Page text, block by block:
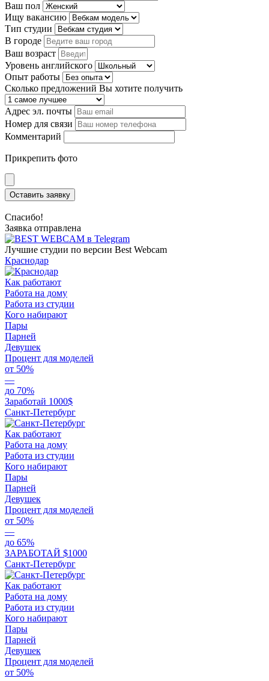
Ваш пол
Ищу вакансию
Тип студии
В городе
Ваш возраст
Уровень английского
Опыт работы
Сколько предложений Вы хотите получить
Адрес эл. почты
Номер для связи
Комментарий
Прикрепить фото
Оставить заявку
Спасибо!
Заявка отправлена
Лучшие студии по версии Best Webcam
Краснодар
Как работают
Работа на дому
Работа из студии
Кого набирают
Пары
Парней
Девушек
Процент для моделей
от 50%
—
до 70%
Заработай 1000$
Санкт-Петербург
Как работают
Работа на дому
Работа из студии
Кого набирают
Пары
Парней
Девушек
Процент для моделей
от 50%
—
до 65%
ЗАРАБОТАЙ $1000
Санкт-Петербург
Как работают
Работа на дому
Работа из студии
Кого набирают
Пары
Парней
Девушек
Процент для моделей
от 50%